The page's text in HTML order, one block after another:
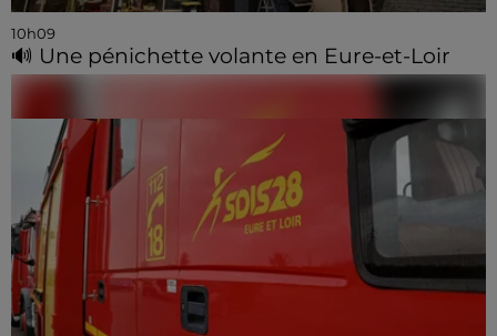
10h09
🔊 Une pénichette volante en Eure-et-Loir